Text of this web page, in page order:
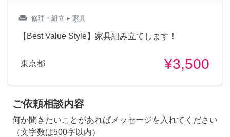
weekend 修理・組立 ▸ 家具
【Best Value Style】家具組み立てします！
東京都 ¥3,500
ご依頼相談内容
何か聞きたいことがあればメッセージを入れてください
（文字数は500字以内）